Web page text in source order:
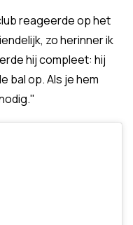
reageerde op het
zo herinner ik
hij compleet: hij
bal op. Als je hem